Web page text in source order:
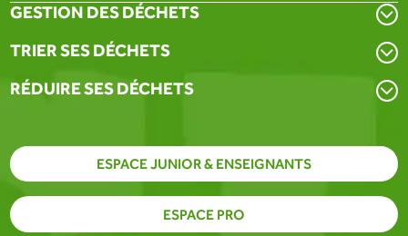
GESTION DES DÉCHETS
TRIER SES DÉCHETS
RÉDUIRE SES DÉCHETS
ESPACE JUNIOR & ENSEIGNANTS
ESPACE PRO